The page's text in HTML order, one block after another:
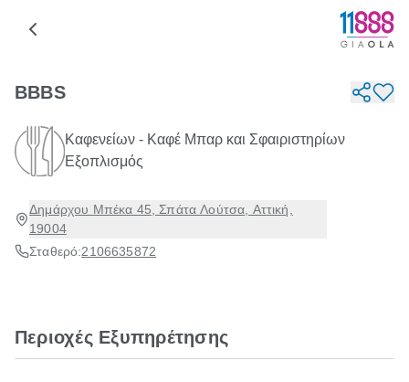
BBBS
Καφενείων - Καφέ Μπαρ και Σφαιριστηρίων
Εξοπλισμός
Δημάρχου Μπέκα 45, Σπάτα Λούτσα, Αττική,
19004
Σταθερό:2106635872
Περιοχές Εξυπηρέτησης